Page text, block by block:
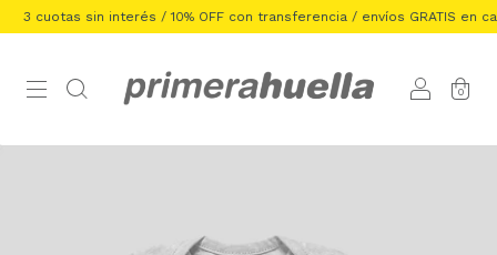
3 cuotas sin interés / 10% OFF con transferencia / envíos GRATIS en
0